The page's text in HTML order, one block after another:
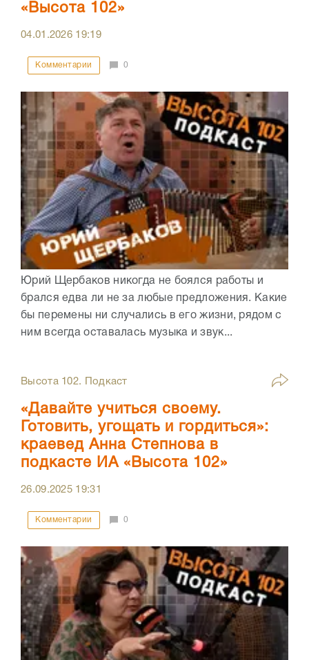
«Высота 102»
04.01.2026 19:19
Комментарии 0
Юрий Щербаков никогда не боялся работы и
брался едва ли не за любые предложения. Какие
бы перемены ни случались в его жизни, рядом с
ним всегда оставалась музыка и звук...
Высота 102. Подкаст
«Давайте учиться своему.
Готовить, угощать и гордиться»:
краевед Анна Степнова в
подкасте ИА «Высота 102»
26.09.2025 19:31
Комментарии 0